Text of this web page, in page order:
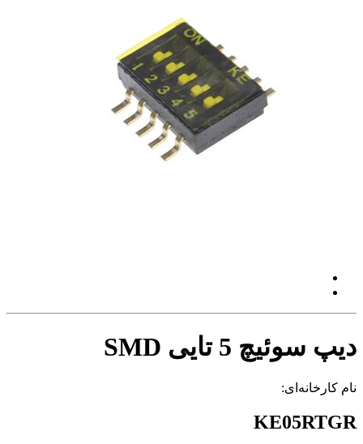
دیپ سوئیچ 5 تایی SMD
نام کارخانه‌ای:
KE05RTGR